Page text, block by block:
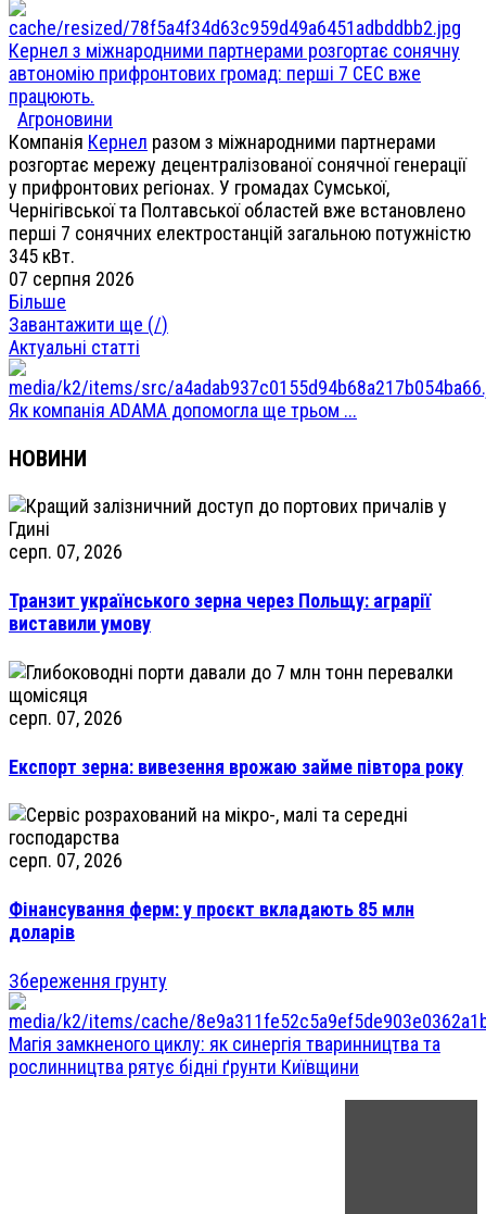
Кернел з міжнародними партнерами розгортає сонячну
автономію прифронтових громад: перші 7 СЕС вже
працюють.
Агроновини
Компанія Кернел разом з міжнародними партнерами
розгортає мережу децентралізованої сонячної генерації
у прифронтових регіонах. У громадах Сумської,
Чернігівської та Полтавської областей вже встановлено
перші 7 сонячних електростанцій загальною потужністю
345 кВт.
07 серпня 2026
Більше
Завантажити ще (/)
Актуальні статті
Як компанія ADAMA допомогла ще трьом ...
НОВИНИ
серп. 07, 2026
Транзит українського зерна через Польщу: аграрії
виставили умову
серп. 07, 2026
Експорт зерна: вивезення врожаю займе півтора року
серп. 07, 2026
Фінансування ферм: у проєкт вкладають 85 млн
доларів
Збереження грунту
Магія замкненого циклу: як синергія тваринництва та
рослинництва рятує бідні ґрунти Київщини